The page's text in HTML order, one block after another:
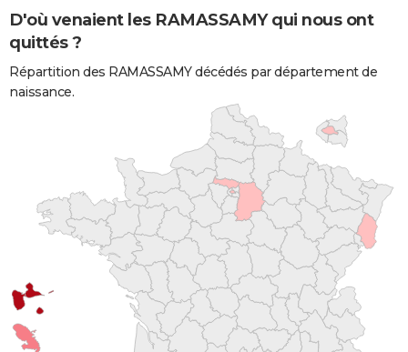
D'où venaient les RAMASSAMY qui nous ont
quittés ?
Répartition des RAMASSAMY décédés par département de
naissance.